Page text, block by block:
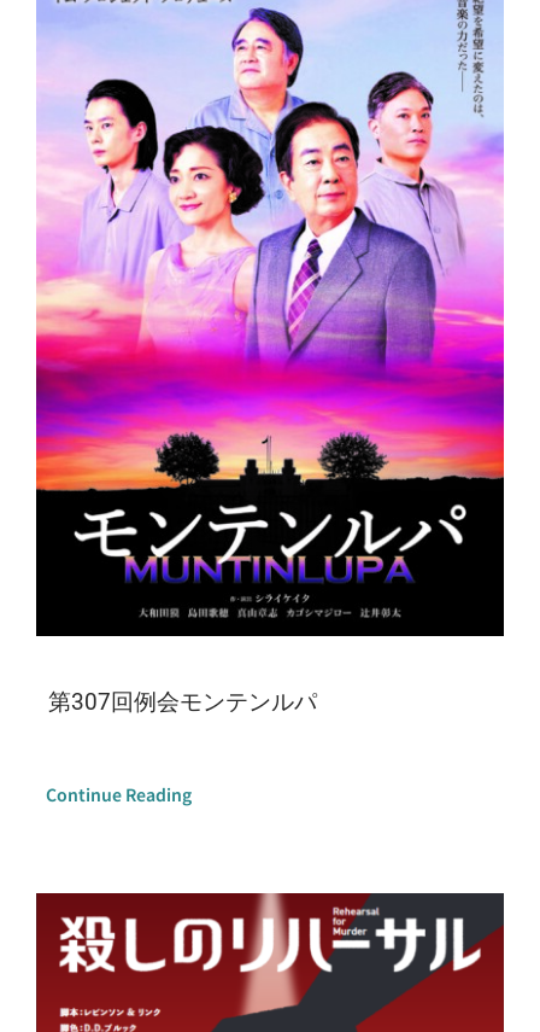
第307回例会モンテンルパ
Continue Reading